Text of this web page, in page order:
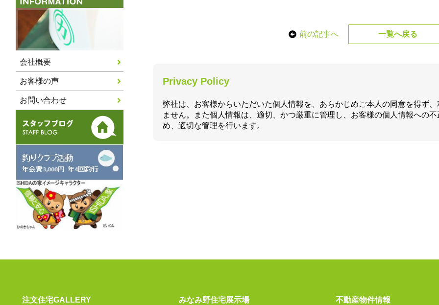
会社概要
お客様の声
お問い合わせ
前の記事へ 一覧へ戻る
Privacy Policy
弊社は、お客様からいただいた個人情報を、あらかじめご本人の同意を得ず
ません。また個人情報は、適切、かつ厳重に管理し、お客様の個人情報への
め、適切な管理を行います。
注文住宅GALLERY みなみ野住宅展示場 不動産物件情報